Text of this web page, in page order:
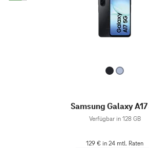
Samsung Galaxy A17
Verfügbar in 128 GB
129 € in 24 mtl. Raten